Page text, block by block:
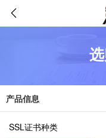
产品信息
SSL证书种类